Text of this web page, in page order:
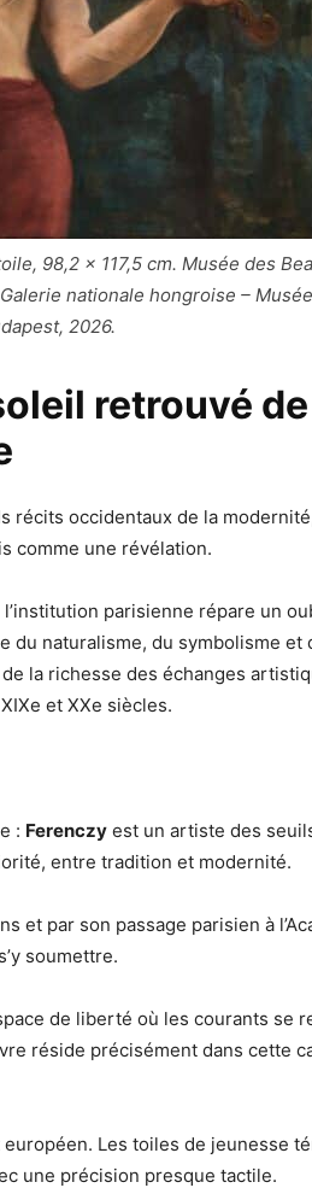
98,2 × 117,5 cm. Musée des
nationale hongroise –
2026.
retrouvé
récits occidentaux de la
comme une révélation.
parisienne répare un
du naturalisme, du symbolisme et
la richesse des échanges
et XXe siècles.
: Ferenczy est un artiste des
entre tradition et modernité.
et par son passage parisien à
soumettre.
de liberté où les courants se
réside précisément dans cette
Les toiles de jeunesse
une précision presque tactile.